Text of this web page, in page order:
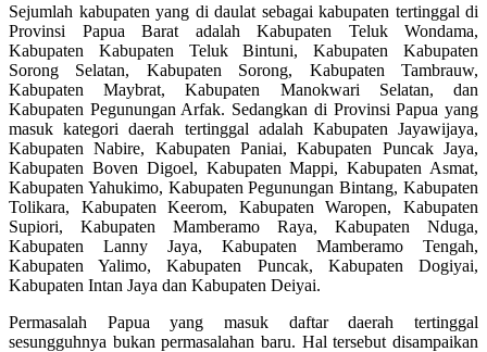
Sejumlah kabupaten yang di daulat sebagai kabupaten tertinggal di
Provinsi Papua Barat adalah Kabupaten Teluk Wondama,
Kabupaten Kabupaten Teluk Bintuni, Kabupaten Kabupaten
Sorong Selatan, Kabupaten Sorong, Kabupaten Tambrauw,
Kabupaten Maybrat, Kabupaten Manokwari Selatan, dan
Kabupaten Pegunungan Arfak. Sedangkan di Provinsi Papua yang
masuk kategori daerah tertinggal adalah Kabupaten Jayawijaya,
Kabupaten Nabire, Kabupaten Paniai, Kabupaten Puncak Jaya,
Kabupaten Boven Digoel, Kabupaten Mappi, Kabupaten Asmat,
Kabupaten Yahukimo, Kabupaten Pegunungan Bintang, Kabupaten
Tolikara, Kabupaten Keerom, Kabupaten Waropen, Kabupaten
Supiori, Kabupaten Mamberamo Raya, Kabupaten Nduga,
Kabupaten Lanny Jaya, Kabupaten Mamberamo Tengah,
Kabupaten Yalimo, Kabupaten Puncak, Kabupaten Dogiyai,
Kabupaten Intan Jaya dan Kabupaten Deiyai.
Permasalah Papua yang masuk daftar daerah tertinggal
sesungguhnya bukan permasalahan baru. Hal tersebut disampaikan